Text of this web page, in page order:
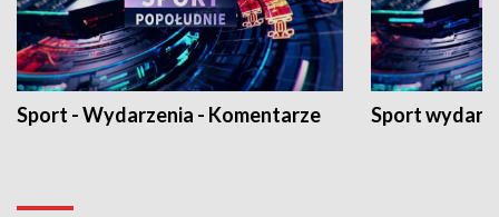
Sport - Wydarzenia - Komentarze Sport